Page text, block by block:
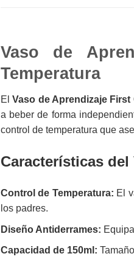
Vaso de
Temperatura
ElVaso de Aprendizaje
a beber de forma
control de temperatura que
Características
Control de Temperatura: El
los padres.
Diseño Antiderrames:
Capacidad de 150ml: